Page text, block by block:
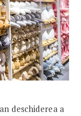
deschiderea a